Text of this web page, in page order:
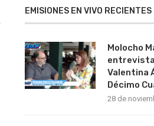
EMISIONES EN VIVO RECIENTES
Molocho
Valentina
Décimo
28 de